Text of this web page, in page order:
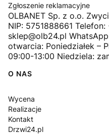
Zgłoszenie reklamacyjne
OLBANET Sp. z o.o.
NIP: 5751888661
sklep@olb24.pl
otwarcia: Poniedziałek –
09:00-13:00 Niedziela:
O NAS
Wycena
Realizacje
Kontakt
Drzwi24.pl